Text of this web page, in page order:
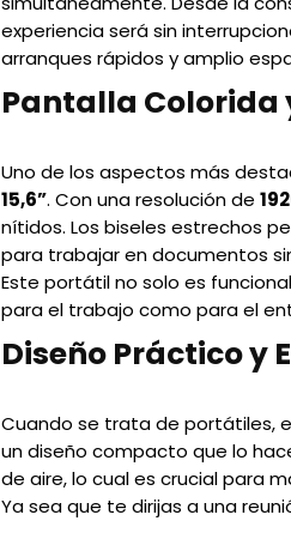
experiencia será sin
arranques rápidos y amplio
Pantalla Colorida
Uno de los aspectos más
15,6”. Con una resolución de
nítidos. Los biseles estrechos
para trabajar en documentos
Este portátil no solo es
para el trabajo como para el
Diseño Práctico y
Cuando se trata de portátiles,
un diseño compacto que lo
de aire, lo cual es crucial para
Ya sea que te dirijas a una